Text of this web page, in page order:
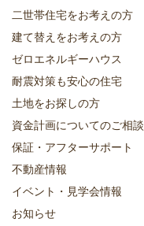
二世帯住宅をお考えの方
建て替えをお考えの方
ゼロエネルギーハウス
耐震対策も安心の住宅
土地をお探しの方
資金計画についてのご相談
保証・アフターサポート
不動産情報
イベント・見学会情報
お知らせ